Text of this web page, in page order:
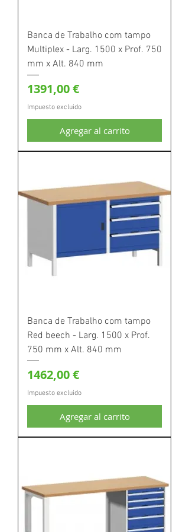
Banca de Trabalho com tampo
Multiplex - Larg. 1500 x Prof. 750
mm x Alt. 840 mm
Precio
1391,00 €
Impuesto excluido
Agregar al carrito
Banca de Trabalho com tampo
Red beech - Larg. 1500 x Prof.
750 mm x Alt. 840 mm
Precio
1462,00 €
Impuesto excluido
Agregar al carrito